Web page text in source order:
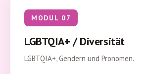
MODUL 07
LGBTQIA+ / Diversität
LGBTQIA+, Gendern und Pronomen.